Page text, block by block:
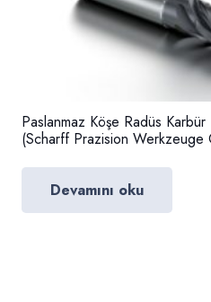
Paslanmaz Köşe Radüs
(Scharff Prazision Werkzeuge
Devamını oku